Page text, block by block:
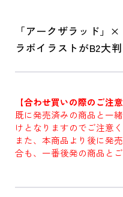
「アークザラッド」
ラボイラストがB2大
【合わせ買いの際のご注意
既に発売済みの商品と一
けとなりますのでご注意く
また、本商品より後に発
合も、一番後発の商品と